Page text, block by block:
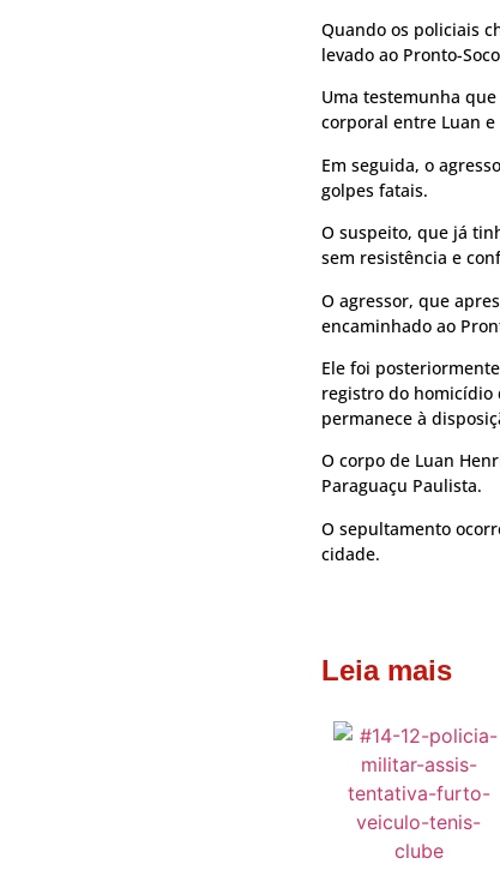
Quando os policiais
levado ao Pronto-
Uma testemunha
corporal entre Luan e
Em seguida, o
golpes fatais.
O suspeito, que já
sem resistência e
O agressor, que
encaminhado ao
Ele foi
registro do homicídio
permanece à
O corpo de Luan
Paraguaçu Paulista.
O sepultamento
cidade.
Leia mais